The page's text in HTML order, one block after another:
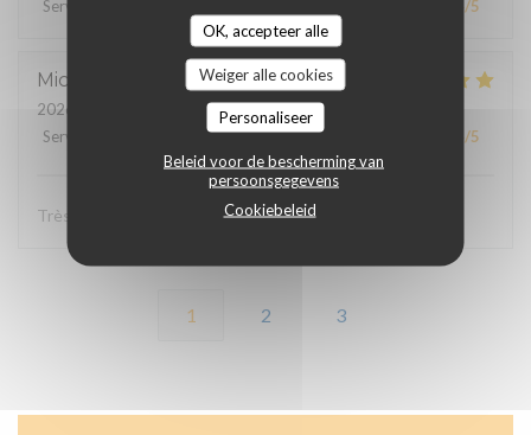
OK, accepteer alle
Weiger alle cookies
Personaliseer
Beleid voor de bescherming van
persoonsgegevens
Cookiebeleid
Service
/5
Michel
2026-08-02
- 12:45 - Gasten 5
Service
Atmosfeer:5/5 Keuken:5/5 /5
Très bon et bien présenté
1 2 3